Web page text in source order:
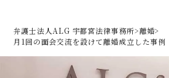
弁護士法人ALG 宇都宮法律事務所>離婚>
月1回の面会交流を設けて離婚成立した事例